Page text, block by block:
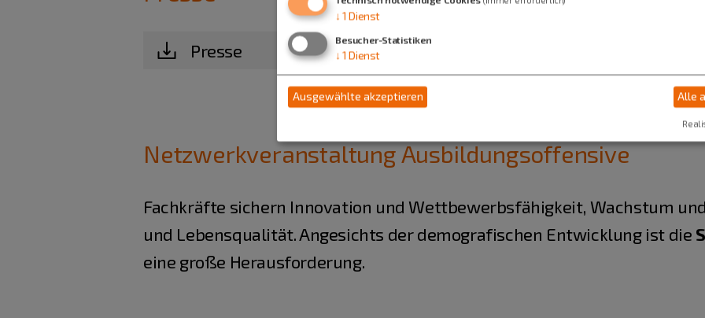
Presse
Netzwerkveranstaltung Ausbildungsoffensive
Fachkräfte sichern Innovation und Wettbewerbsfähigkeit, Wachstum
und Lebensqualität. Angesichts der demografischen Entwicklung ist die
eine große Herausforderung.
↓ 1 Dienst
Besucher-Statistiken
↓ 1 Dienst
Ausgewählte akzeptieren Alle